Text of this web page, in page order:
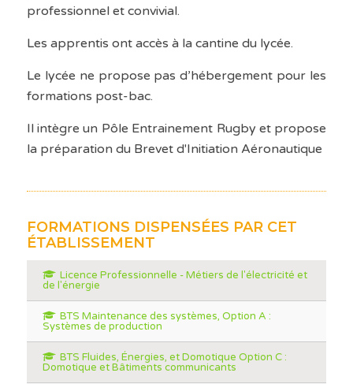
professionnel et convivial.
Les apprentis ont accès à la cantine du lycée.
Le lycée ne propose pas d’hébergement pour les
formations post-bac.
Il intègre un Pôle Entrainement Rugby et propose
la préparation du Brevet d'Initiation Aéronautique
FORMATIONS DISPENSÉES PAR CET
ÉTABLISSEMENT
Licence Professionnelle - Métiers de l'électricité et
de l'énergie
BTS Maintenance des systèmes, Option A :
Systèmes de production
BTS Fluides, Énergies, et Domotique Option C :
Domotique et Bâtiments communicants